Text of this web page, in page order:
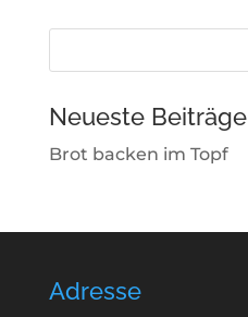
Neueste Beiträge
Brot backen im Topf
Adresse